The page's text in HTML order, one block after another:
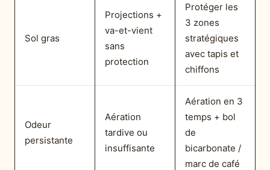
Sol gras
Projections +
va-et-vient
sans
protection
Protéger les
3 zones
stratégiques
avec tapis et
chiffons
Odeur
persistante
Aération
tardive ou
insuffisante
Aération en 3
temps + bol
de
bicarbonate /
marc de café